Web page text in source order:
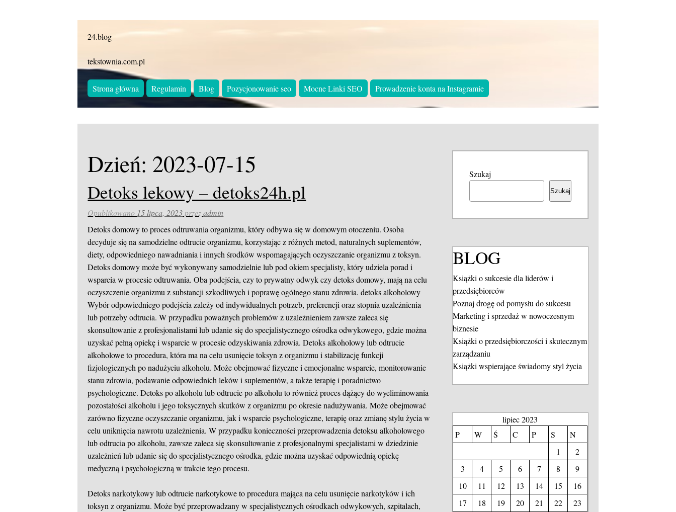
24.blog
tekstownia.com.pl
Strona główna Regulamin Blog Pozycjonowanie seo Mocne Linki SEO Prowadzenie konta na Instagramie
Dzień: 2023-07-15
Detoks lekowy – detoks24h.pl
Opublikowano 15 lipca, 2023 przezadmin
Detoks domowy to proces odtruwania organizmu, który odbywa się w domowym otoczeniu. Osoba
decyduje się na samodzielne odtrucie organizmu, korzystając z różnych metod, naturalnych suplementów,
diety, odpowiedniego nawadniania i innych środków wspomagających oczyszczanie organizmu z toksyn.
Detoks domowy może być wykonywany samodzielnie lub pod okiem specjalisty, który udziela porad i
wsparcia w procesie odtruwania. Oba podejścia, czy to prywatny odwyk czy detoks domowy, mają na celu
oczyszczenie organizmu z substancji szkodliwych i poprawę ogólnego stanu zdrowia.detoks alkoholowy
Wybór odpowiedniego podejścia zależy od indywidualnych potrzeb, preferencji oraz stopnia uzależnienia
lub potrzeby odtrucia. W przypadku poważnych problemów z uzależnieniem zawsze zaleca się
skonsultowanie z profesjonalistami lub udanie się do specjalistycznego ośrodka odwykowego, gdzie można
uzyskać pełną opiekę i wsparcie w procesie odzyskiwania zdrowia. Detoks alkoholowy lub odtrucie
alkoholowe to procedura, która ma na celu usunięcie toksyn z organizmu i stabilizację funkcji
fizjologicznych po nadużyciu alkoholu. Może obejmować fizyczne i emocjonalne wsparcie, monitorowanie
stanu zdrowia, podawanie odpowiednich leków i suplementów, a także terapię i poradnictwo
psychologiczne. Detoks po alkoholu lub odtrucie po alkoholu to również proces dążący do wyeliminowania
pozostałości alkoholu i jego toksycznych skutków z organizmu po okresie nadużywania. Może obejmować
zarówno fizyczne oczyszczanie organizmu, jak i wsparcie psychologiczne, terapię oraz zmianę stylu życia w
celu uniknięcia nawrotu uzależnienia. W przypadku konieczności przeprowadzenia detoksu alkoholowego
lub odtrucia po alkoholu, zawsze zaleca się skonsultowanie z profesjonalnymi specjalistami w dziedzinie
uzależnień lub udanie się do specjalistycznego ośrodka, gdzie można uzyskać odpowiednią opiekę
medyczną i psychologiczną w trakcie tego procesu.
Detoks narkotykowy lub odtrucie narkotykowe to procedura mająca na celu usunięcie narkotyków i ich
toksyn z organizmu. Może być przeprowadzany w specjalistycznych ośrodkach odwykowych, szpitalach,
Szukaj
Szukaj
BLOG
Książki o sukcesie dla liderów i
przedsiębiorców
Poznaj drogę od pomysłu do sukcesu
Marketing i sprzedaż w nowoczesnym
biznesie
Książki o przedsiębiorczości i skutecznym
zarządzaniu
Książki wspierające świadomy styl życia
lipiec 2023
P
W Ś C P S
N
1
2
3
4 5 6 7 8
9
10
11 12 13 14 15
16
17
18 19 20 21 22
23